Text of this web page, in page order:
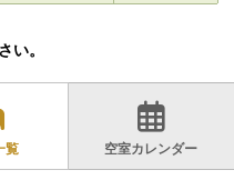
い。
覧 空室カレンダー